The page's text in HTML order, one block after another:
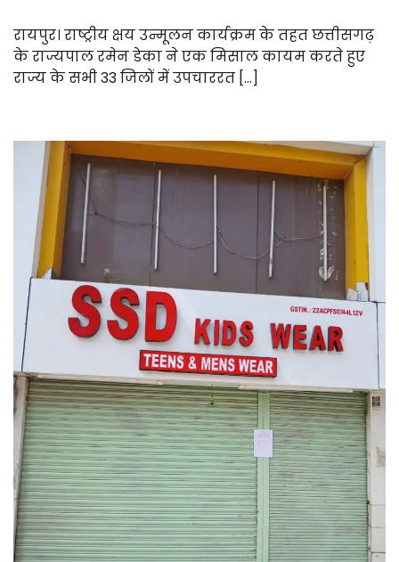
रायपुर। राष्ट्रीय क्षय उन्मूलन कार्यक्रम के तहत छत्तीसगढ़
के राज्यपाल रमेन डेका ने एक मिसाल कायम करते हुए
राज्य के सभी 33 जिलों में उपचाररत […]